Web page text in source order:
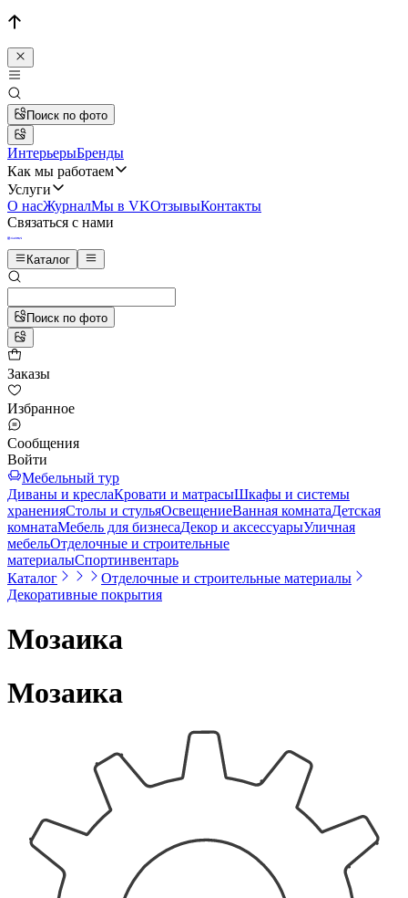
Поиск по фото
ИнтерьерыБренды
Как мы работаем
Услуги
О насЖурналМы в VKОтзывыКонтакты
Связаться с нами
Каталог
Поиск по фото
Заказы
Избранное
Сообщения
Войти
Мебельный тур
Диваны и креслаКровати и матрасыШкафы и системы
храненияСтолы и стульяОсвещениеВанная комнатаДетская
комнатаМебель для бизнесаДекор и аксессуарыУличная
мебельОтделочные и строительные
материалыСпортинвентарь
Каталог
Отделочные и строительные материалы
Декоративные покрытия
Мозаика
Мозаика